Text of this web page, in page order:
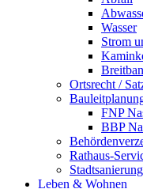
Wasser
Strom
Ortsrecht /
FNP
BBP
Rathaus-
Stadtsanierung
Leben & Wohnen